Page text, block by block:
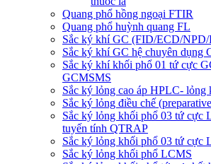
Quang phổ hồng ngoại FTIR
Quang phổ huỳnh quang FL
Sắc ký khí GC (FID/ECD/
Sắc ký khí GC hệ chuyên dụng
Sắc ký khí khối phổ 01 tứ cực
GCMSMS
Sắc ký lỏng cao áp HPLC-
Sắc ký lỏng điều chế
Sắc ký lỏng khối phổ 03 tứ cực
tuyến tính QTRAP
Sắc ký lỏng khối phổ 03 tứ cực
Sắc ký lỏng khối phổ LCMS